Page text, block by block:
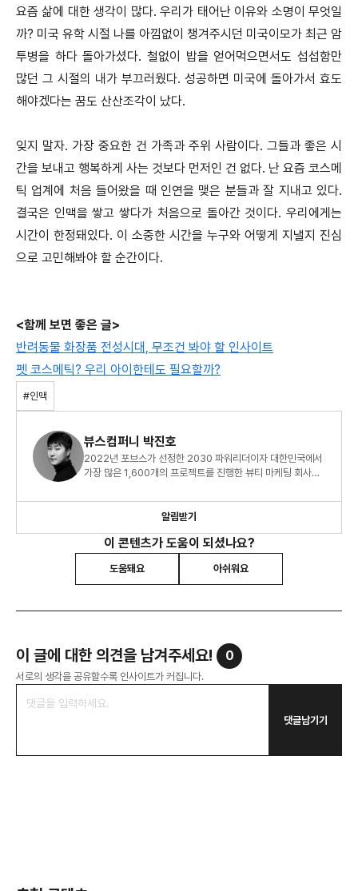
요즘 삶에 대한 생각이 많다. 우리가 태어난 이유와 소명이 무엇일
까? 미국 유학 시절 나를 아낌없이 챙겨주시던 미국이모가 최근 암
투병을 하다 돌아가셨다. 철없이 밥을 얻어먹으면서도 섭섭함만
많던 그 시절의 내가 부끄러웠다. 성공하면 미국에 돌아가서 효도
해야겠다는 꿈도 산산조각이 났다.
잊지 말자. 가장 중요한 건 가족과 주위 사람이다. 그들과 좋은 시
간을 보내고 행복하게 사는 것보다 먼저인 건 없다. 난 요즘 코스메
틱 업계에 처음 들어왔을 때 인연을 맺은 분들과 잘 지내고 있다.
결국은 인맥을 쌓고 쌓다가 처음으로 돌아간 것이다. 우리에게는
시간이 한정돼있다. 이 소중한 시간을 누구와 어떻게 지낼지 진심
으로 고민해봐야 할 순간이다.
<함께 보면 좋은 글>
반려동물 화장품 전성시대, 무조건 봐야 할 인사이트
펫 코스메틱? 우리 아이한테도 필요할까?
#인맥
뷰스컴퍼니 박진호
2022년 포브스가 선정한 2030 파워리더이자 대한민국에서
가장 많은 1,600개의 프로젝트를 진행한 뷰티 마케팅 회사
알림받기
이 콘텐츠가 도움이 되셨나요?
도움돼요 아쉬워요
이 글에 대한 의견을 남겨주세요! 0
서로의 생각을 공유할수록 인사이트가 커집니다.
댓글남기기